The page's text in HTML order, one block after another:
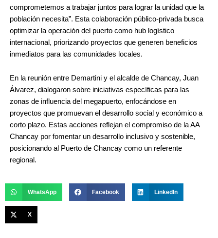
comprometemos a trabajar juntos para lograr la unidad que la
población necesita”. Esta colaboración público-privada busca
optimizar la operación del puerto como hub logístico
internacional, priorizando proyectos que generen beneficios
inmediatos para las comunidades locales.
En la reunión entre Demartini y el alcalde de Chancay, Juan
Álvarez, dialogaron sobre iniciativas específicas para las
zonas de influencia del megapuerto, enfocándose en
proyectos que promuevan el desarrollo social y económico a
corto plazo. Estas acciones reflejan el compromiso de la AA
Chancay por fomentar un desarrollo inclusivo y sostenible,
posicionando al Puerto de Chancay como un referente
regional.
WhatsApp Facebook LinkedIn
X